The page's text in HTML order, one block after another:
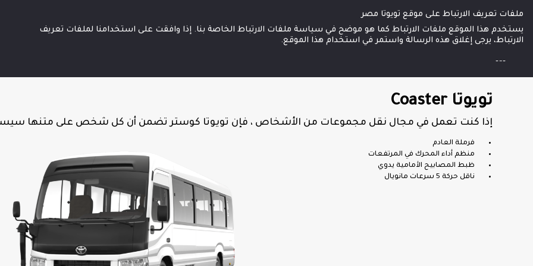
ملفات تعريف الارتباط على موقع تويوتا مصر
يستخدم هذا الموقع ملفات الارتباط كما هو موضح في سياسة ملفات الارتباط الخاصة بنا. إذا وافقت على استخدامنا لملفات تعريف
الارتباط، يرجى إغلاق هذه الرسالة واستمر في استخدام هذا الموقع.
السيارات الجديدة
المستعملة
الإنترنت
تويوتا Coaster
إذا كنت تعمل في مجال نقل مجموعات من الأشخاص ، فإن تويوتا كوستر تضمن أن كل شخص على متنها
فرملة العادم
منظم أداء المحرك في المرتفعات
ظبط المصابيح الأمامية يدوي
ناقل حركة 5 سرعات مانويال